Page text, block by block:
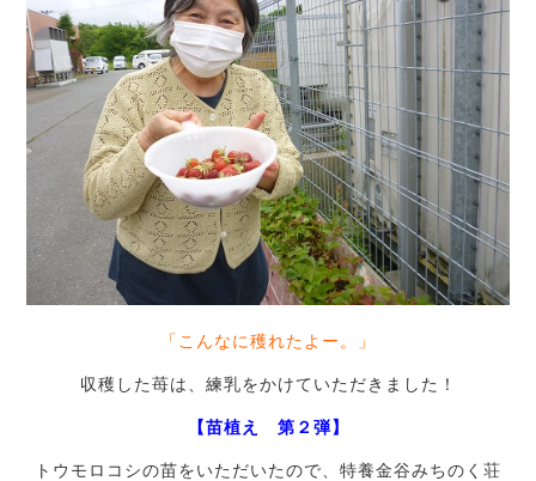
「こんなに穫れたよー。」
収穫した苺は、練乳をかけていただきました！
【苗植え 第２弾】
トウモロコシの苗をいただいたので、特養金谷みちのく荘